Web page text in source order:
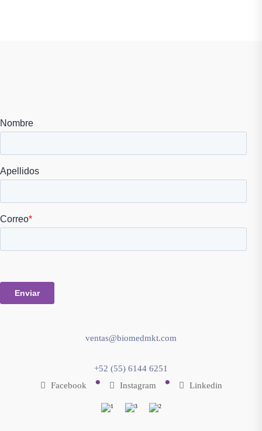
ventas@biomedmkt.com
+52 (55) 6144 6251
Facebook
• Instagram • Linkedin